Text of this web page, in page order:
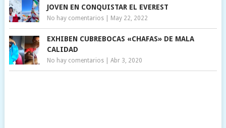
JOVEN EN CONQUISTAR EL EVEREST
No hay comentarios| May 22, 2022
EXHIBEN CUBREBOCAS «CHAFAS» DE MALA
CALIDAD
No hay comentarios| Abr 3, 2020